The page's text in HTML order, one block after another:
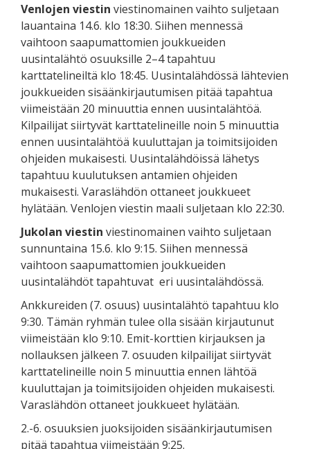
Venlojen viestin viestinomainen vaihto suljetaan
lauantaina 14.6. klo 18:30. Siihen mennessä
vaihtoon saapumattomien joukkueiden
uusintalähtö osuuksille 2–4 tapahtuu
karttatelineiltä klo 18:45. Uusintalähdössä lähtevien
joukkueiden sisäänkirjautumisen pitää tapahtua
viimeistään 20 minuuttia ennen uusintalähtöä.
Kilpailijat siirtyvät karttatelineille noin 5 minuuttia
ennen uusintalähtöä kuuluttajan ja toimitsijoiden
ohjeiden mukaisesti. Uusintalähdöissä lähetys
tapahtuu kuulutuksen antamien ohjeiden
mukaisesti. Varaslähdön ottaneet joukkueet
hylätään. Venlojen viestin maali suljetaan klo 22:30.
Jukolan viestin viestinomainen vaihto suljetaan
sunnuntaina 15.6. klo 9:15. Siihen mennessä
vaihtoon saapumattomien joukkueiden
uusintalähdöt tapahtuvat eri uusintalähdössä.
Ankkureiden (7. osuus) uusintalähtö tapahtuu klo
9:30. Tämän ryhmän tulee olla sisään kirjautunut
viimeistään klo 9:10. Emit-korttien kirjauksen ja
nollauksen jälkeen 7. osuuden kilpailijat siirtyvät
karttatelineille noin 5 minuuttia ennen lähtöä
kuuluttajan ja toimitsijoiden ohjeiden mukaisesti.
Varaslähdön ottaneet joukkueet hylätään.
2.-6. osuuksien juoksijoiden sisäänkirjautumisen
pitää tapahtua viimeistään 9:25.